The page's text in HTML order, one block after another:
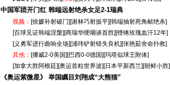
中国军团开门红 韩端远射绝杀女足2-1瑞典
视频： [徐媛补射破门][谢林巧射扳平][韩端抽射死角献绝杀]
[百球见证韩端涅槃][商瑞华哽咽谈首胜][铿锵玫瑰血汗12年]
[义勇军进行曲响全场][浦玮铲射错失良机][张艳茹舍命扑救]
其他： [挪威2-0美国][巴西0-0德国][玛塔似球王附体]
[加拿大胜阿根廷][奥运首粒世界波][日本平新西兰][朝鲜小胜]
《奥运紫微星》 举国瞩目刘翔成“大熊猫”